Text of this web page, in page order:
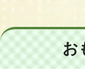
お